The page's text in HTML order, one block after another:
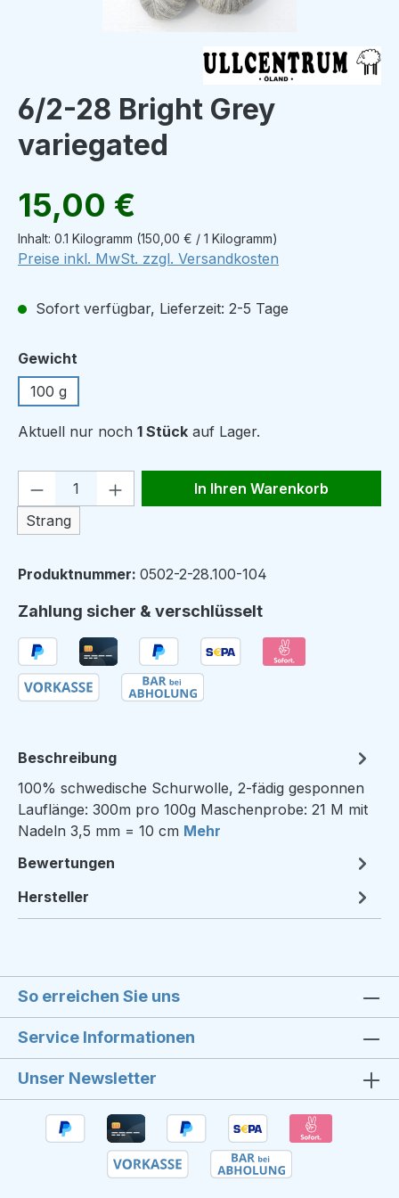
6/2-28 Bright Grey
variegated
Regulärer Preis:
15,00 €
Inhalt: 0.1 Kilogramm (150,00 € / 1 Kilogramm)
Preise inkl. MwSt. zzgl. Versandkosten
Sofort verfügbar, Lieferzeit: 2-5 Tage
Gewicht
100 g
Aktuell nur noch 1 Stück auf Lager.
Produkt Anzahl: Gib den
Strang
In Ihren Warenkorb
Produktnummer: 0502-2-28.100-104
Zahlung sicher & verschlüsselt
Beschreibung
100% schwedische Schurwolle, 2-fädig gesponnen
Lauflänge: 300m pro 100g Maschenprobe: 21 M mit
Nadeln 3,5 mm = 10 cm Mehr
Bewertungen
Hersteller
So erreichen Sie uns
Service Informationen
Unser Newsletter